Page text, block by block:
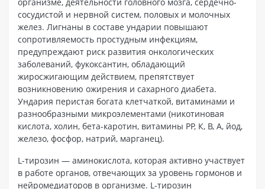
сосудистой и нервной систем, половых и молочных
желез. Лигнаны в составе ундарии повышают
сопротивляемость простудным инфекциям,
предупреждают риск развития онкологических
заболеваний, фукоксантин, обладающий
жиросжигающим действием, препятствует
возникновению ожирения и сахарного диабета.
Ундария перистая богата клетчаткой, витаминами и
разнообразными микроэлементами (никотиновая
кислота, холин, бета-каротин, витамины РР, К, В, А, йод,
железо, фосфор, натрий, марганец).
L-тирозин — аминокислота, которая активно участвует
в работе органов, отвечающих за уровень гормонов и
нейромедиаторов в организме. L-тирозин